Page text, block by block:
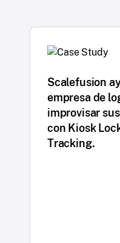
Scalefusion
empresa de
improvisar
con Kiosk
Tracking.